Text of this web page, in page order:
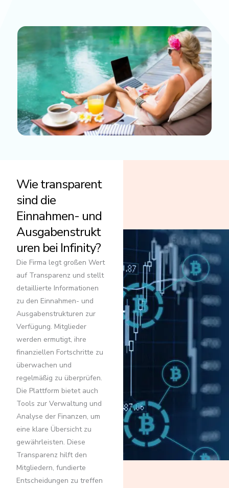
Wie transparent
sind die
Einnahmen- und
Ausgabenstrukt
uren bei Infinity?
Die Firma legt großen Wert
auf Transparenz und stellt
detaillierte Informationen
zu den Einnahmen- und
Ausgabenstrukturen zur
Verfügung. Mitglieder
werden ermutigt, ihre
finanziellen Fortschritte zu
überwachen und
regelmäßig zu überprüfen.
Die Plattform bietet auch
Tools zur Verwaltung und
Analyse der Finanzen, um
eine klare Übersicht zu
gewährleisten. Diese
Transparenz hilft den
Mitgliedern, fundierte
Entscheidungen zu treffen